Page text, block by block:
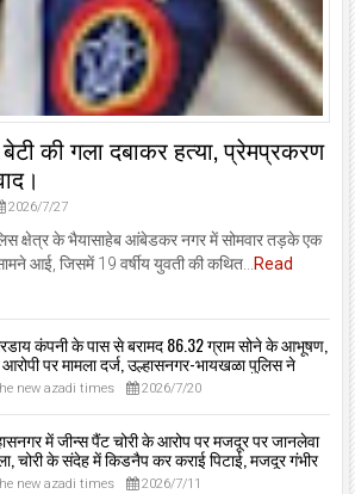
की गला दबाकर हत्या, प्रेमप्रकरण
2026/7/27
क्षेत्र के भैयासाहेब आंबेडकर नगर में सोमवार तड़के एक
आई, जिसमें 19 वर्षीय युवती की कथित...Read
कंपनी के पास से बरामद 86.32 ग्राम सोने के आभूषण,
पर मामला दर्ज, उल्हासनगर-भायखळा पुलिस ने
के संबंध में एक आरोपी से महत्वपूर्ण पूछताछ के बाद
के साथी के ठिकाने से 10,90,261 रुपये मूल्य के सोने के
बरामद किए।
new azadi times 2026/7/20
में जीन्स पैंट चोरी के आरोप पर मजदूर पर जानलेवा
चोरी के संदेह में किडनैप कर कराई पिटाई, मजदूर गंभीर
जख्मी।
new azadi times 2026/7/11